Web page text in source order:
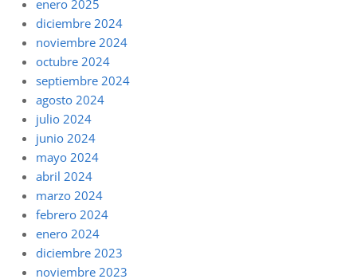
enero 2025
diciembre 2024
noviembre 2024
octubre 2024
septiembre 2024
agosto 2024
julio 2024
junio 2024
mayo 2024
abril 2024
marzo 2024
febrero 2024
enero 2024
diciembre 2023
noviembre 2023